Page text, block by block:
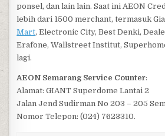
ponsel, dan lain lain. Saat ini AEON
lebih dari 1500 merchant, termasuk
Mart, Electronic City, Best Denki,
Erafone, Wallstreet Institut,
lagi.
AEON Semarang Service Counter:
Alamat: GIANT Superdome Lantai 2
Jalan Jend Sudirman No 203 – 205
Nomor Telepon: (024) 7623310.